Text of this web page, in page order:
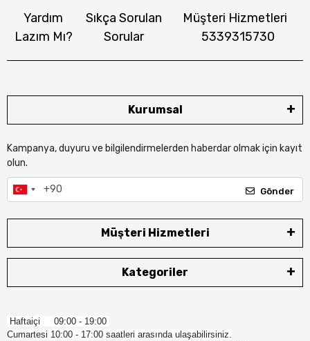
Yardım
Lazım Mı?
Sıkça Sorulan
Sorular
Müşteri Hizmetleri
5339315730
Kurumsal
Kampanya, duyuru ve bilgilendirmelerden haberdar olmak için kayıt
olun.
Gönder
Müşteri Hizmetleri
Kategoriler
Haftaiçi 09:00 - 19:00
Cumartesi 10:00 - 17:00 saatleri arasında ulaşabilirsiniz.